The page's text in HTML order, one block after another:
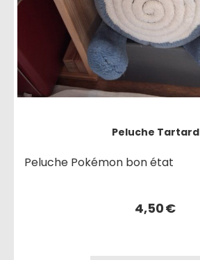
Peluche Tartard
Peluche Pokémon bon état
4,50€